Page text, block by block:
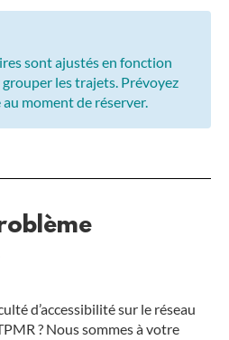
sont ajustés en fonction
les trajets. Prévoyez
moment de réserver.
d’accessibilité sur le réseau
? Nous sommes à votre